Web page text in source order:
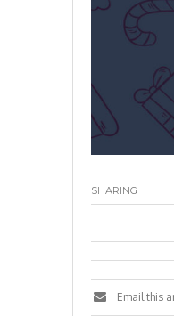
SHARING
Email this